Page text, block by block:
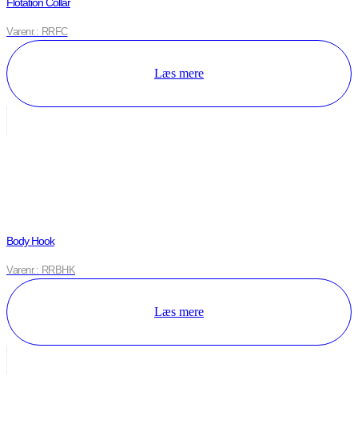
Varenr.: RRFC
Læs mere
Body Hook
Varenr.: RRBHK
Læs mere